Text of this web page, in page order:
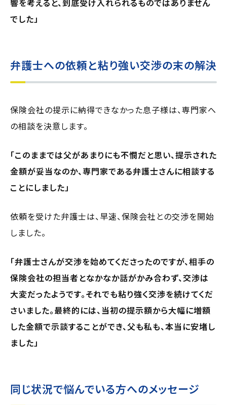
響を考えると、到底受け入れられるものではありません
でした」
弁護士への依頼と粘り強い交渉の末の解決
保険会社の提示に納得できなかった息子様は、専門家へ
の相談を決意します。
「このままでは父があまりにも不憫だと思い、提示された
金額が妥当なのか、専門家である弁護士さんに相談する
ことにしました」
依頼を受けた弁護士は、早速、保険会社との交渉を開始
しました。
「弁護士さんが交渉を始めてくださったのですが、相手の
保険会社の担当者となかなか話がかみ合わず、交渉は
大変だったようです。それでも粘り強く交渉を続けてくだ
さいました。最終的には、当初の提示額から大幅に増額
した金額で示談することができ、父も私も、本当に安堵し
ました」
同じ状況で悩んでいる方へのメッセージ